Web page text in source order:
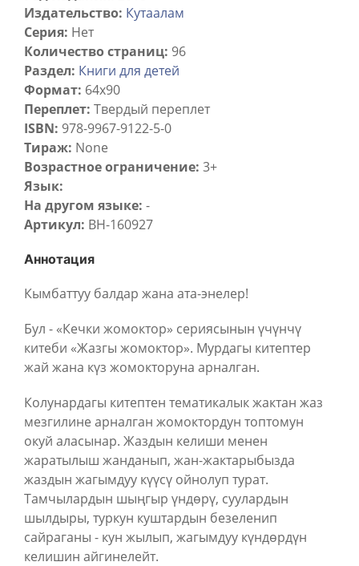
Издательство: Кутаалам
Серия: Нет
Количество страниц: 96
Раздел: Книги для детей
Формат: 64х90
Переплет: Твердый переплет
ISBN: 978-9967-9122-5-0
Тираж: None
Возрастное ограничение: 3+
Язык:
На другом языке: -
Артикул: BH-160927
Аннотация
Кымбаттуу балдар жана ата-энелер!
Бул - «Кечки жомоктор» сериясынын үчүнчү
китеби «Жазгы жомоктор». Мурдагы китептер
жай жана күз жомокторуна арналган.
Колунардагы китептен тематикалык жактан жаз
мезгилине арналган жомоктордун топтомун
окуй аласынар. Жаздын келиши менен
жаратылыш жанданып, жан-жактарыбызда
жаздын жагымдуу күүсү ойнолуп турат.
Тамчылардын шыңгыр үндөрү, суулардын
шылдыры, туркун куштардын безеленип
сайраганы - кун жылып, жагымдуу күндөрдүн
келишин айгинелейт.